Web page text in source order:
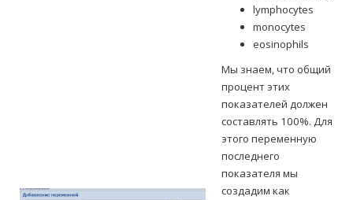
lymphocytes
monocytes
eosinophils
Мы знаем, что общий
процент этих
показателей должен
составлять 100%. Для
этого переменную
последнего
показателя мы
создадим как